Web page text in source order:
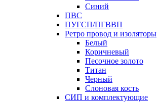
Синий
ПВС
ПУГСП/ПГВВП
Ретро провод и изоляторы
Белый
Коричневый
Песочное золото
Титан
Черный
Слоновая кость
СИП и комплектующие